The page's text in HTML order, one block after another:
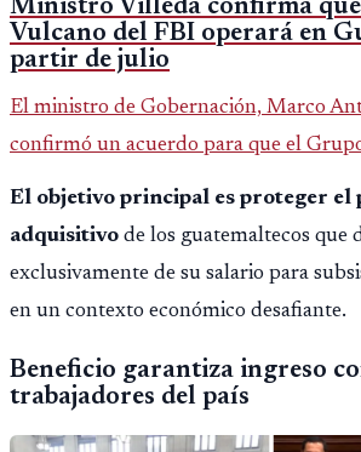
Ministro Villeda confirma
Vulcano del FBI operará en
partir de julio
El ministro de Gobernación, Marco
confirmó un acuerdo para que el
opere en Guatemala a partir de julio,
fallido con la administración anterior
Público.
El objetivo principal es proteger el
adquisitivo de los guatemaltecos que
exclusivamente de su salario para
en un contexto económico desafiante.
Beneficio garantiza ingreso
trabajadores del país